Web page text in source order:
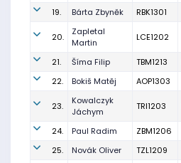
19. Bárta Zbyněk RBK1301
20.
Zapletal
Martin
LCE1202
21. Šíma Filip TBM1213
22.
Bokiš Matěj AOP1303
23.
Kowalczyk
Jáchym
TRI1203
24. Paul Radim ZBM1206
25.
Novák Oliver TZL1209